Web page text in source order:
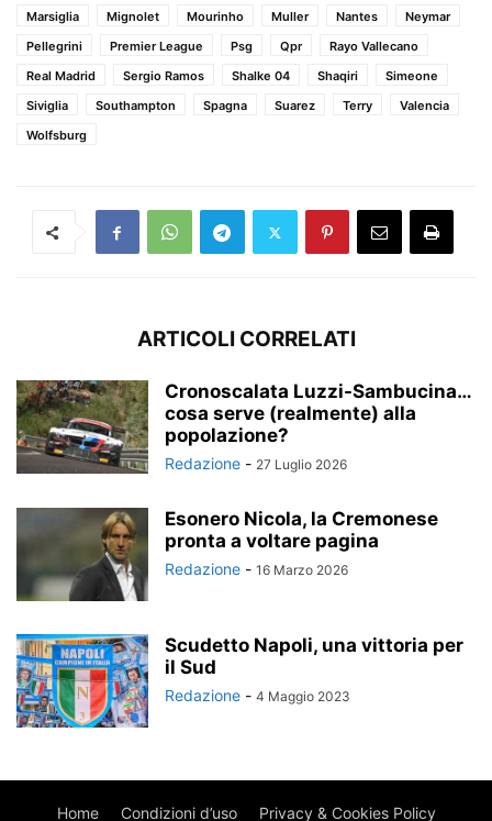
Marsiglia
Mignolet Mourinho Muller Nantes
Neymar
Pellegrini
Premier League Psg Qpr
Rayo Vallecano
Real Madrid
Sergio Ramos Shalke 04 Shaqiri
Simeone
Siviglia
Southampton Spagna Suarez Terry
Valencia
Wolfsburg
ARTICOLI CORRELATI
Cronoscalata Luzzi-Sambucina…
cosa serve (realmente) alla
popolazione?
Redazione - 27 Luglio 2026
Esonero Nicola, la Cremonese
pronta a voltare pagina
Redazione - 16 Marzo 2026
Scudetto Napoli, una vittoria per
il Sud
Redazione - 4 Maggio 2023
Home Condizioni d’uso Privacy & Cookies Policy